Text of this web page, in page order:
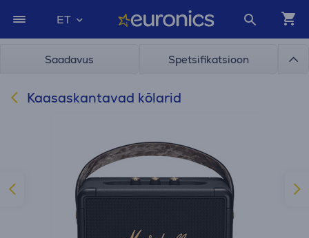
ET
Saadavus Spetsifikatsioon
Kaasaskantavad kõlarid